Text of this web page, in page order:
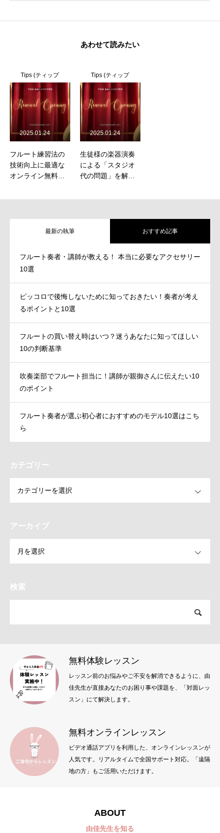
あわせて読みたい
Tips (ティップ
ス)
フルート練習法の
技術向上に最適な
オンライン無料体
2025.01.24
Tips (ティップ
ス)
生徒様の楽器演奏
による「スタジオ
代の問題」を解決
場所のご提案
2025.01.24
最新の執筆 おすすめ記事
フルート奏者・講師が教える！ 本当に必要なアクセサリー
10選
ピッコロで後悔しないために知っておきたい！奏者が考え
るポイントと10選
フルートの買い替え時はいつ？迷うあなたに知ってほしい
10の判断基準
吹奏楽部でフルート担当に！講師が親御さんに伝えたい10
のポイント
フルート奏者が選ぶ初心者におすすめのモデル10選はこち
ら
カテゴリー
アーカイブ
検索
無料体験レッスン
レッスン前のお悩みやご不安を解消できるように、由
佳先生が直接あなたのお困り事や課題を、「対面レッ
スン」にて解決します。
無料オンラインレッスン
ビデオ通話アプリを利用した、オンラインレッスンが
人気です。リアルタイムで全国サポート対応。「遠隔
地の方」もご活用いただけます。
ABOUT
由佳先生を知る